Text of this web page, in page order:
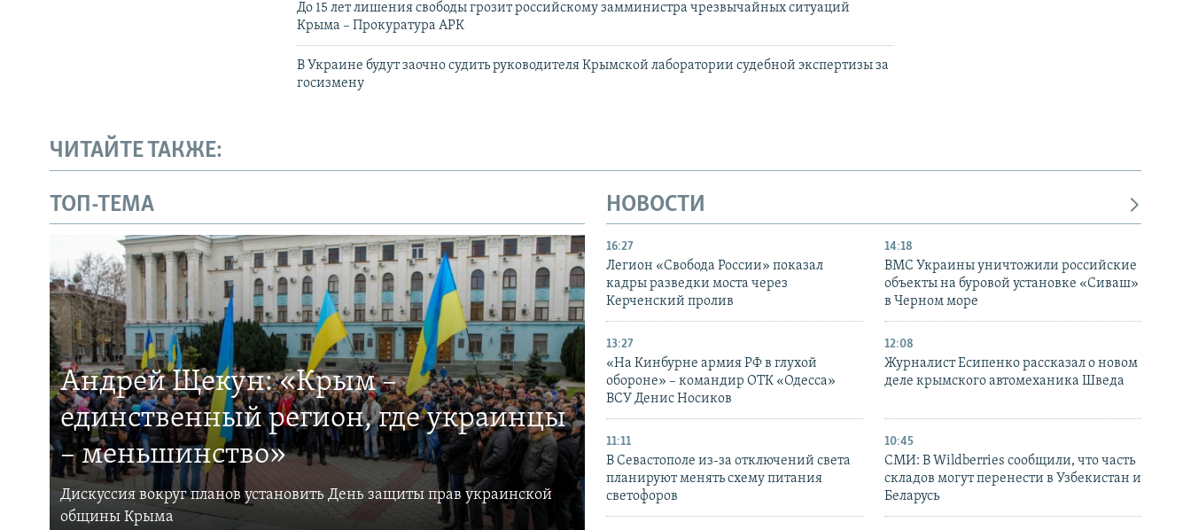
До 15 лет лишения свободы грозит российскому замминистра чрезвычайных ситуаций
Крыма – Прокуратура АРК
В Украине будут заочно судить руководителя Крымской лаборатории судебной экспертизы за
госизмену
ЧИТАЙТЕ ТАКЖЕ:
ТОП-ТЕМА
Андрей Щекун: «Крым –
единственный регион, где украинцы
– меньшинство»
Дискуссия вокруг планов установить День защиты прав украинской
общины Крыма
НОВОСТИ
16:27
Легион «Свобода России» показал
кадры разведки моста через
Керченский пролив
14:18
ВМС Украины уничтожили российские
объекты на буровой установке «Сиваш»
в Черном море
13:27
«На Кинбурне армия РФ в глухой
обороне» – командир ОТК «Одесса»
ВСУ Денис Носиков
12:08
Журналист Есипенко рассказал о новом
деле крымского автомеханика Шведа
11:11
В Севастополе из-за отключений света
планируют менять схему питания
светофоров
10:45
СМИ: В Wildberries сообщили, что часть
складов могут перенести в Узбекистан и
Беларусь